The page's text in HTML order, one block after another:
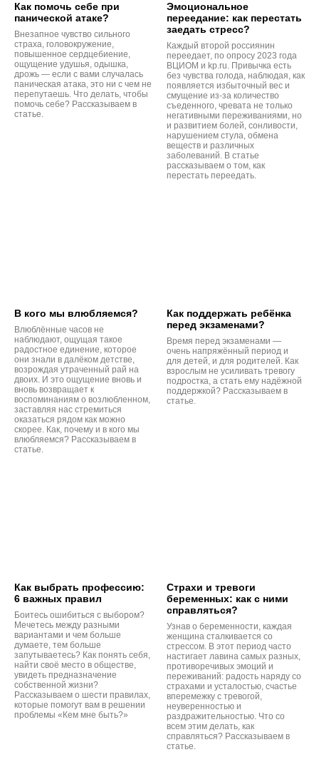
Как помочь себе при
панической атаке?
Внезапное чувство сильного
страха, головокружение,
повышенное сердцебиение,
ощущение удушья, одышка,
дрожь — если с вами случалась
паническая атака, это ни с чем не
перепутаешь. Что делать, чтобы
помочь себе? Рассказываем в
статье.
Эмоциональное
переедание: как перестать
заедать стресс?
Каждый второй россиянин
переедает, по опросу 2023 года
ВЦИОМ и kp.ru. Привычка есть
без чувства голода, наблюдая, как
появляется избыточный вес и
смущение из-за количество
съеденного, чревата не только
негативными переживаниями, но
и развитием болей, сонливости,
нарушением стула, обмена
веществ и различных
заболеваний. В статье
рассказываем о том, как
перестать переедать.
В кого мы влюбляемся?
Влюблённые часов не
наблюдают, ощущая такое
радостное единение, которое
они знали в далёком детстве,
возрождая утраченный рай на
двоих. И это ощущение вновь и
вновь возвращает к
воспоминаниям о возлюбленном,
заставляя нас стремиться
оказаться рядом как можно
скорее. Как, почему и в кого мы
влюбляемся? Рассказываем в
статье.
Как поддержать ребёнка
перед экзаменами?
Время перед экзаменами —
очень напряжённый период и
для детей, и для родителей. Как
взрослым не усиливать тревогу
подростка, а стать ему надёжной
поддержкой? Рассказываем в
статье.
Как выбрать профессию:
6 важных правил
Боитесь ошибиться с выбором?
Мечетесь между разными
вариантами и чем больше
думаете, тем больше
запутываетесь? Как понять себя,
найти своё место в обществе,
увидеть предназначение
собственной жизни?
Рассказываем о шести правилах,
которые помогут вам в решении
проблемы «Кем мне быть?»
Страхи и тревоги
беременных: как с ними
справляться?
Узнав о беременности, каждая
женщина сталкивается со
стрессом. В этот период часто
настигает лавина самых разных,
противоречивых эмоций и
переживаний: радость наряду со
страхами и усталостью, счастье
вперемежку с тревогой,
неуверенностью и
раздражительностью. Что со
всем этим делать, как
справляться? Рассказываем в
статье.